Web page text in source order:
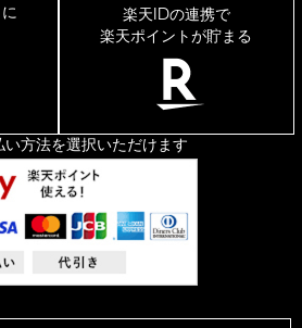
楽天IDの連携で
楽天ポイントが貯まる
い方法を選択いただけます